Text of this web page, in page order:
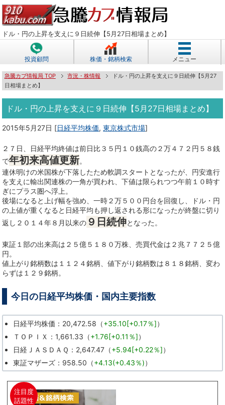
ドル・円の上昇を支えに９日続伸【5月27日相場まとめ】
投資顧問 株価・銘柄検索 メニュー
急騰カブ情報局 TOP 市況・株情報
ドル・円の上昇を支えに９日続伸【5月27
日相場まとめ】
ドル・円の上昇を支えに９日続伸【5月27日相場まとめ】
2015年5月27日 [日経平均株価,東京株式市場]
２７日、日経平均終値は前日比３５円１０銭高の２万４７２円５８銭
で年初来高値更新。
連休明けの米国株が下落したため軟調スタートとなったが、円安進行
を支えに輸出関連株の一角が買われ、下値は限られつつ午前１０時す
ぎにプラス圏へ浮上。
後場になると上げ幅を強め、一時２万５００円台を回復し、ドル・円
の上値が重くなると日経平均も押し返される形になったが終盤に切り
返し２０１４年８月以来の ９日続伸となった。
東証１部の出来高は２５億５１８０万株、売買代金は２兆７７２５億
円。
値上がり銘柄数は１１２４銘柄、値下がり銘柄数は８１８銘柄、変わ
らずは１２９銘柄。
今日の日経平均株価・国内主要指数
日経平均株価：20,472.58（+35.10[+0.17％]）
ＴＯＰＩＸ：1,661.33（+1.76[+0.11％]）
日経ＪＡＳＤＡＱ：2,647.47（+5.94[+0.22％]）
東証マザーズ：958.50（+4.13(+0.43％)）
注目度
話題性